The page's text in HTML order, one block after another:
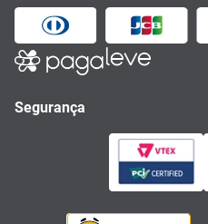
Segurança